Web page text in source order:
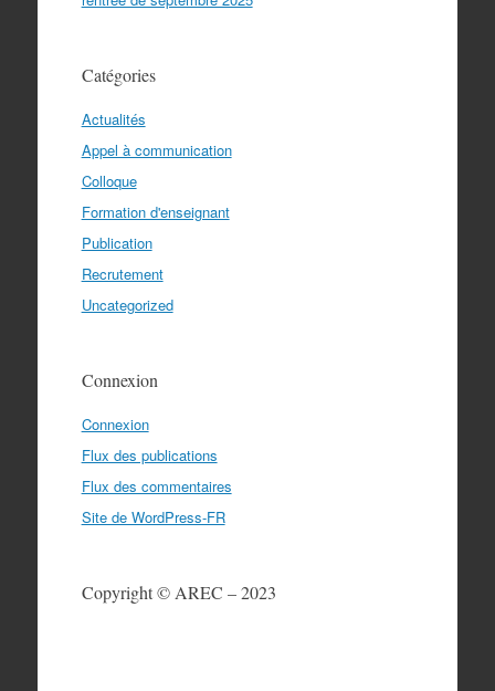
Catégories
Actualités
Appel à communication
Colloque
Formation d'enseignant
Publication
Recrutement
Uncategorized
Connexion
Connexion
Flux des publications
Flux des commentaires
Site de WordPress-FR
Copyright © AREC – 2023